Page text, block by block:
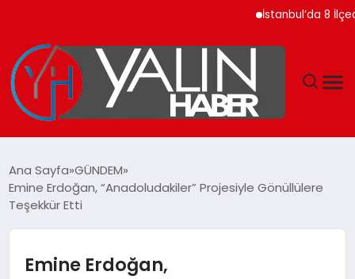
İstanbul’da 8 İlçede
SPOR
Ana Sayfa GÜNDEM
Emine Erdoğan, “Anadoludakiler” Projesiyle Gönüllülere
Teşekkür Etti
Emine Erdoğan,